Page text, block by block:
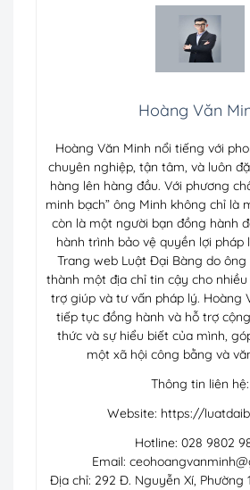
Hoàng Văn
Hoàng Văn Minh nổi tiếng với
chuyên nghiệp, tận tâm, và luôn
hàng lên hàng đầu. Với phương
minh bạch” ông Minh không chỉ là
còn là một người bạn đồng hành
hành trình bảo vệ quyền lợi pháp
Trang web Luật Đại Bàng do
thành một địa chỉ tin cậy cho
trợ giúp và tư vấn pháp lý. Hoàng
tiếp tục đồng hành và hỗ trợ
thức và sự hiểu biết của mình,
một xã hội công bằng và
Thông tin liên hệ:
Website: https://
Hotline: 028 9802
Email:
Địa chỉ: 292 Đ. Nguyễn Xí, Phường